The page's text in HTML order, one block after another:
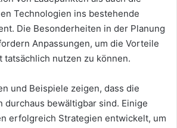
Technologien ins bestehende
Die Besonderheiten in der Planung
Anpassungen, um die Vorteile
tatsächlich nutzen zu können.
und Beispiele zeigen, dass die
durchaus bewältigbar sind. Einige
erfolgreich Strategien entwickelt, um